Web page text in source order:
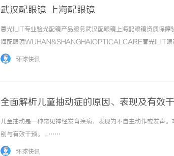
武汉配眼镜 上海配眼镜
暮光ILIT专业验光配镜产品服务武汉配眼镜上海配眼镜资质保
海配眼镜WUHAN&SHANGHAIOPTICALCARE暮光ILIT眼
品牌，现于武汉与上海设有4家门店。以完整验光、正品镜片
环球快讯
全面解析儿童抽动症的原因、表现及有效
儿童抽动是一种常见神经发育疾病，表现为不自主动作或发声
别与有效干预。 ...……
环球快讯